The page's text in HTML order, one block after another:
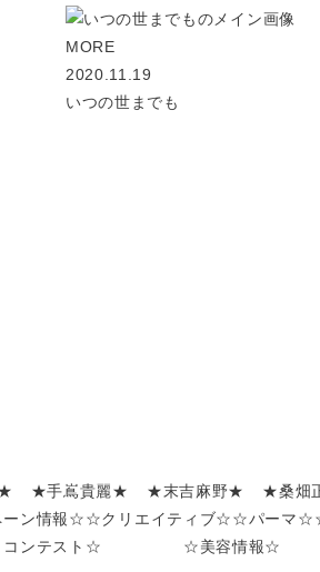
MORE
2020.11.19
いつの世までも
★手嶌貴麗★ ★末吉麻野★ ★桑畑
ン情報☆☆クリエイティブ☆☆パーマ☆
ンテスト☆ ☆美容情報☆